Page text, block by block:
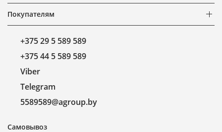
Покупателям
+375 29 5 589 589
+375 44 5 589 589
Viber
Telegram
5589589@agroup.by
Самовывоз